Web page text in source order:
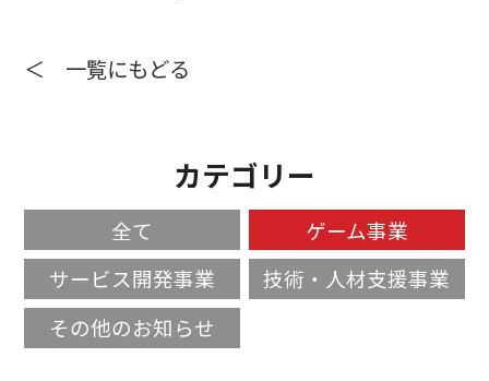
＜ 一覧にもどる
カテゴリー
全て
ゲーム事業
サービス開発事業
技術・人材支援事業
その他のお知らせ